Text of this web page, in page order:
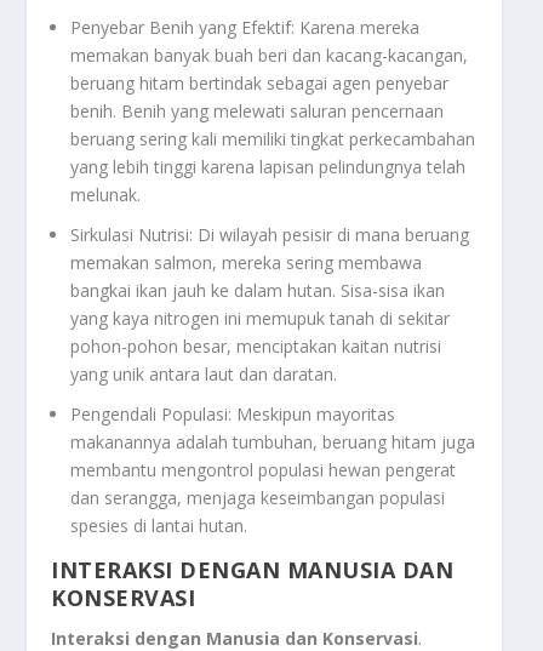
Penyebar Benih yang Efektif: Karena mereka
memakan banyak buah beri dan kacang-kacangan,
beruang hitam bertindak sebagai agen penyebar
benih. Benih yang melewati saluran pencernaan
beruang sering kali memiliki tingkat perkecambahan
yang lebih tinggi karena lapisan pelindungnya telah
melunak.
Sirkulasi Nutrisi: Di wilayah pesisir di mana beruang
memakan salmon, mereka sering membawa
bangkai ikan jauh ke dalam hutan. Sisa-sisa ikan
yang kaya nitrogen ini memupuk tanah di sekitar
pohon-pohon besar, menciptakan kaitan nutrisi
yang unik antara laut dan daratan.
Pengendali Populasi: Meskipun mayoritas
makanannya adalah tumbuhan, beruang hitam juga
membantu mengontrol populasi hewan pengerat
dan serangga, menjaga keseimbangan populasi
spesies di lantai hutan.
INTERAKSI DENGAN MANUSIA DAN
KONSERVASI
Interaksi dengan Manusia dan Konservasi.